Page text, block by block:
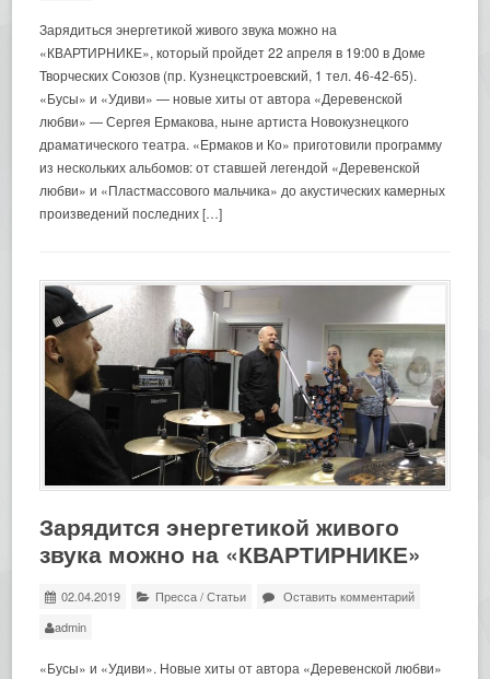
Зарядиться энергетикой живого звука можно на
«КВАРТИРНИКЕ», который пройдет 22 апреля в 19:00 в Доме
Творческих Союзов (пр. Кузнецкстроевский, 1 тел. 46-42-65).
«Бусы» и «Удиви» — новые хиты от автора «Деревенской
любви» — Сергея Ермакова, ныне артиста Новокузнецкого
драматического театра. «Ермаков и Ко» приготовили программу
из нескольких альбомов: от ставшей легендой «Деревенской
любви» и «Пластмассового мальчика» до акустических камерных
произведений последних […]
Зарядится энергетикой живого
звука можно на «КВАРТИРНИКЕ»
02.04.2019 Пресса/Статьи
Оставить комментарий
admin
«Бусы» и «Удиви». Новые хиты от автора «Деревенской любви»